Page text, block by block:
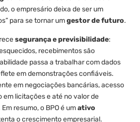
o empresário deixa de ser um
para se tornar umgestor de futuro.
segurança e previsibilidade:
recebimentos são
passa a trabalhar com dados
em demonstrações confiáveis.
em negociações bancárias, acesso
licitações e até no valor de
resumo, o BPO é umativo
o crescimento empresarial.